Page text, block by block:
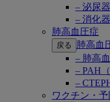
– 泌尿
– 消化
肺高血圧症
戻る
肺高血
– 肺高
– PAH
–
ワクチン・